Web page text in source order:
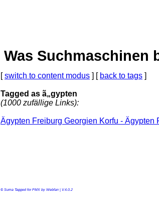
Was Suchmaschinen
[switch to content modus ] [ back to tags ]
Tagged as ã„gypten
(1000 zufällige Links):
Ägypten Freiburg Georgien Korfu -
© Suma Tagged for PMX by Webfan | V.4.0.2